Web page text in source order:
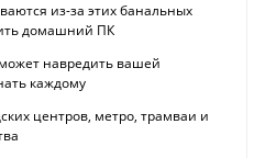
из-за этих банальных
домашний ПК
навредить вашей
каждому
центров, метро, трамваи и